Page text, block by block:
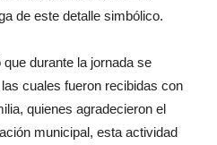
de este detalle simbólico.
durante la jornada se
cuales fueron recibidas con
quienes agradecieron el
municipal, esta actividad